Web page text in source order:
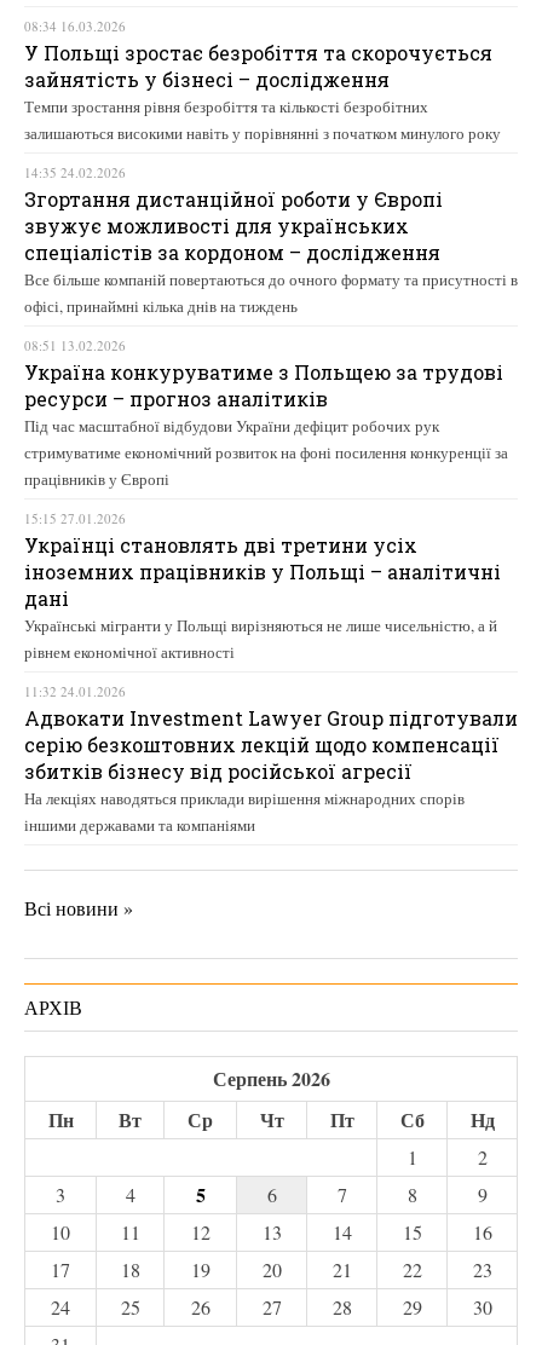
08:34 16.03.2026
У Польщі зростає безробіття та скорочується
зайнятість у бізнесі – дослідження
Темпи зростання рівня безробіття та кількості безробітних
залишаються високими навіть у порівнянні з початком минулого року
14:35 24.02.2026
Згортання дистанційної роботи у Європі
звужує можливості для українських
спеціалістів за кордоном – дослідження
Все більше компаній повертаються до очного формату та присутності в
офісі, принаймні кілька днів на тиждень
08:51 13.02.2026
Україна конкуруватиме з Польщею за трудові
ресурси – прогноз аналітиків
Під час масштабної відбудови України дефіцит робочих рук
стримуватиме економічний розвиток на фоні посилення конкуренції за
працівників у Європі
15:15 27.01.2026
Українці становлять дві третини усіх
іноземних працівників у Польщі – аналітичні
дані
Українські мігранти у Польщі вирізняються не лише чисельністю, а й
рівнем економічної активності
11:32 24.01.2026
Адвокати Investment Lawyer Group підготували
серію безкоштовних лекцій щодо компенсації
збитків бізнесу від російської агресії
На лекціях наводяться приклади вирішення міжнародних спорів
іншими державами та компаніями
Всі новини »
АРХІВ
Серпень 2026
Пн
Вт Ср Чт Пт Сб Нд
1
2
3
4 5 6 7 8
9
10
11 12 13 14 15
16
17
18 19 20 21 22
23
24
25 26 27 28 29
30